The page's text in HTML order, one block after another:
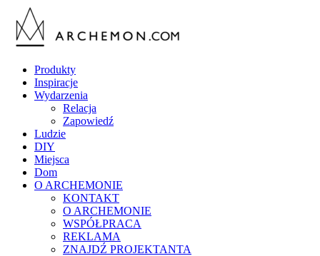
Produkty
Inspiracje
Wydarzenia
Relacja
Zapowiedź
Ludzie
DIY
Miejsca
Dom
O ARCHEMONIE
KONTAKT
O ARCHEMONIE
WSPÓŁPRACA
REKLAMA
ZNAJDŹ PROJEKTANTA